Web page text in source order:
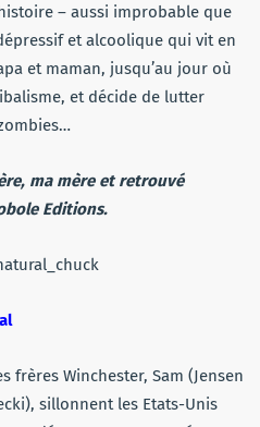
– aussi improbable que
et alcoolique qui vit en
et maman, jusqu’au jour où
et décide de lutter
ma mère et retrouvé
Editions.
frères Winchester, Sam (Jensen
sillonnent les Etats-Unis